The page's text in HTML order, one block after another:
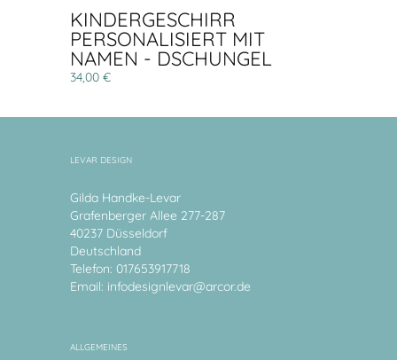
KINDERGESCHIRR
PERSONALISIERT MIT
NAMEN - DSCHUNGEL
34,00 €
LEVAR DESIGN
Gilda Handke-Levar
Grafenberger Allee 277-287
40237 Düsseldorf
Deutschland
Telefon: 017653917718
Email: infodesignlevar@arcor.de
ALLGEMEINES